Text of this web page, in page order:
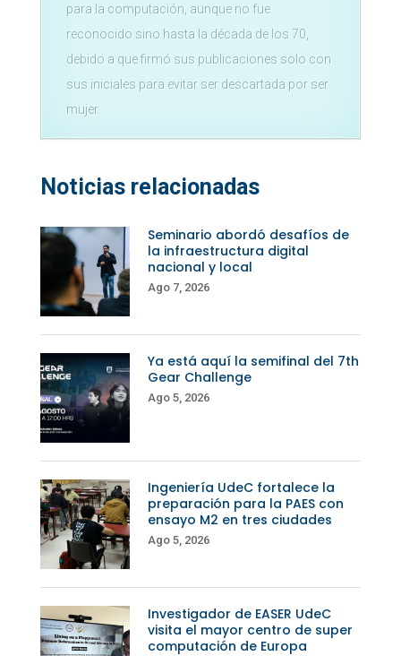
para la computación, aunque no fue
reconocido sino hasta la década de los 70,
debido a que firmó sus publicaciones solo con
sus iniciales para evitar ser descartada por ser
mujer.
Noticias relacionadas
Seminario abordó desafíos de
la infraestructura digital
nacional y local
Ago 7, 2026
Ya está aquí la semifinal del 7th
Gear Challenge
Ago 5, 2026
Ingeniería UdeC fortalece la
preparación para la PAES con
ensayo M2 en tres ciudades
Ago 5, 2026
Investigador de EASER UdeC
visita el mayor centro de super
computación de Europa